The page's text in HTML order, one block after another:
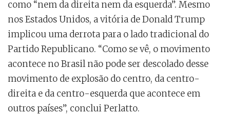
como “nem da direita nem da esquerda”. Mesmo
nos Estados Unidos, a vitória de Donald Trump
implicou uma derrota para o lado tradicional do
Partido Republicano. “Como se vê, o movimento
acontece no Brasil não pode ser descolado desse
movimento de explosão do centro, da centro-
direita e da centro-esquerda que acontece em
outros países”, conclui Perlatto.